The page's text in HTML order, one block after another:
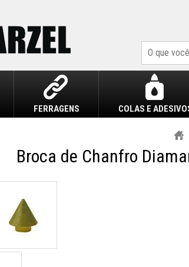
FERRAGENS COLAS E
Broca de Chanfro